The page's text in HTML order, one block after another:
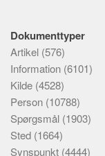
Dokumenttyper
Artikel (576)
Information (6101)
Kilde (4528)
Person (10788)
Spørgsmål (1903)
Sted (1664)
Synspunkt (4444)